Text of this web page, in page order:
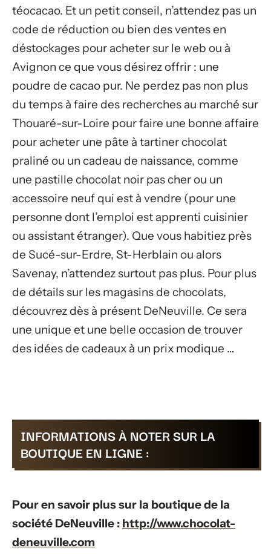
téocacao. Et un petit conseil, n’attendez pas un
code de réduction ou bien des ventes en
déstockages pour acheter sur le web ou à
Avignon ce que vous désirez offrir : une
poudre de cacao pur. Ne perdez pas non plus
du temps à faire des recherches au marché sur
Thouaré-sur-Loire pour faire une bonne affaire
pour acheter une pâte à tartiner chocolat
praliné ou un cadeau de naissance, comme
une pastille chocolat noir pas cher ou un
accessoire neuf qui est à vendre (pour une
personne dont l’emploi est apprenti cuisinier
ou assistant étranger). Que vous habitiez près
de Sucé-sur-Erdre, St-Herblain ou alors
Savenay, n’attendez surtout pas plus. Pour plus
de détails sur les magasins de chocolats,
découvrez dès à présent DeNeuville. Ce sera
une unique et une belle occasion de trouver
des idées de cadeaux à un prix modique …
INFORMATIONS À NOTER SUR LA
BOUTIQUE EN LIGNE :
Pour en savoir plus sur la boutique de la
société DeNeuville : http://www.chocolat-
deneuville.com